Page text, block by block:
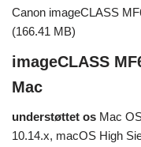
Canon imageCLASS
(166.41 MB)
imageCLASS
Mac
understøttet os Mac
10.14.x, macOS High